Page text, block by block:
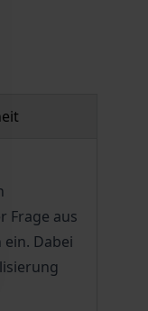
Frage aus
Dabei